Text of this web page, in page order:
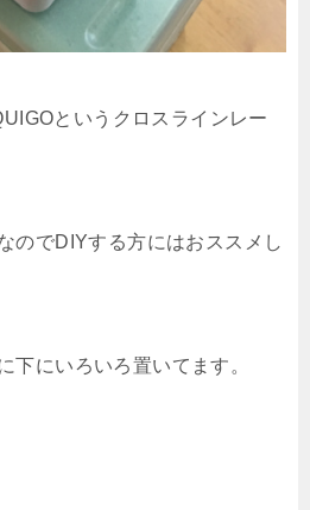
というクロスラインレー
のでDIYする方にはおススメし
下にいろいろ置いてます。